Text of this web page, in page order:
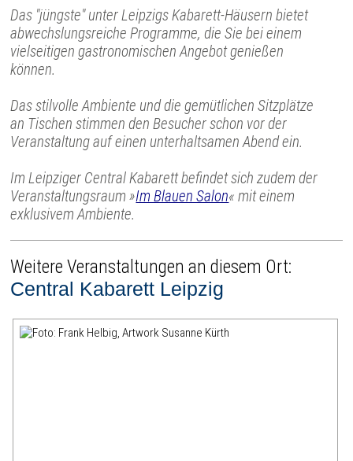
Das "jüngste" unter Leipzigs Kabarett-Häusern bietet
abwechslungsreiche Programme, die Sie bei einem
vielseitigen gastronomischen Angebot genießen
können.
Das stilvolle Ambiente und die gemütlichen Sitzplätze
an Tischen stimmen den Besucher schon vor der
Veranstaltung auf einen unterhaltsamen Abend ein.
Im Leipziger Central Kabarett befindet sich zudem der
Veranstaltungsraum »Im Blauen Salon« mit einem
exklusivem Ambiente.
Weitere Veranstaltungen an diesem Ort:
Central Kabarett Leipzig